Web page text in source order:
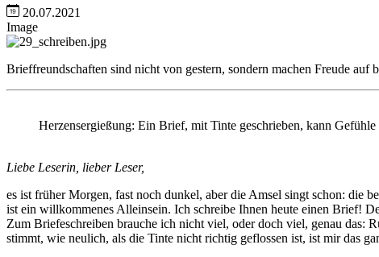
20.07.2021
Image
Brieffreundschaften sind nicht von gestern, sondern machen Freude
Herzensergießung: Ein Brief, mit Tinte geschrieben, kann
Liebe Leserin, lieber Leser,
es ist früher Morgen, fast noch dunkel, aber die Amsel singt schon: die
ist ein willkommenes Alleinsein. Ich schreibe Ihnen heute einen Brief!
Zum Briefeschreiben brauche ich nicht viel, oder doch viel, genau das:
stimmt, wie neulich, als die Tinte nicht richtig geflossen ist, ist mir das